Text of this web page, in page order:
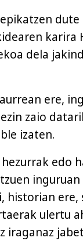
karira
dela
ere,
zaio
izaten.
edo
historian ere,
ulertu
iraganaz